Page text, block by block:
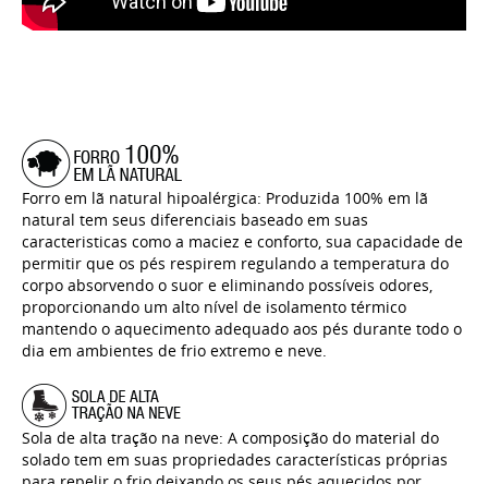
Forro em lã natural hipoalérgica: Produzida 100% em lã
natural tem seus diferenciais baseado em suas
caracteristicas como a maciez e conforto, sua capacidade de
permitir que os pés respirem regulando a temperatura do
corpo absorvendo o suor e eliminando possíveis odores,
proporcionando um alto nível de isolamento térmico
mantendo o aquecimento adequado aos pés durante todo o
dia em ambientes de frio extremo e neve.
Sola de alta tração na neve: A composição do material do
solado tem em suas propriedades características próprias